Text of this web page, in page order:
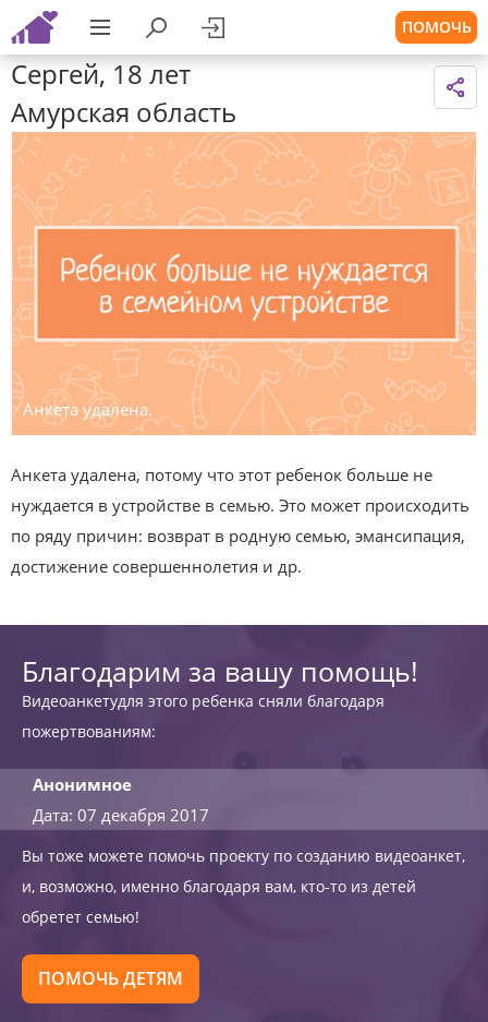
ПОМОЧЬ
Сергей, 18 лет
Амурская область
Анкета удалена.
Анкета удалена, потому что этот ребенок больше не
нуждается в устройстве в семью. Это может происходить
по ряду причин: возврат в родную семью, эмансипация,
достижение совершеннолетия и др.
Благодарим за вашу помощь!
Видеоанкетудля этого ребенка сняли благодаря
пожертвованиям:
Анонимное
Дата: 07 декабря 2017
Вы тоже можете помочь проекту по созданию видеоанкет,
и, возможно, именно благодаря вам, кто-то из детей
обретет семью!
ПОМОЧЬ ДЕТЯМ